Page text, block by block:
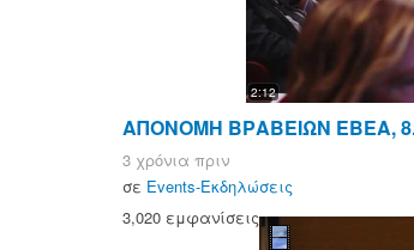
2:12
ΑΠΟΝΟΜΗ ΒΡΑΒΕΙΩΝ ΕΒΕΑ,
3 χρόνια πριν
σε Events-Εκδηλώσεις
3,020 εμφανίσεις